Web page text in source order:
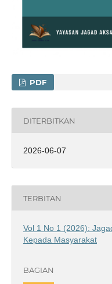
PDF
DITERBITKAN
2026-06-07
TERBITAN
Vol 1 No 1 (2026):
Kepada Masyarakat
BAGIAN